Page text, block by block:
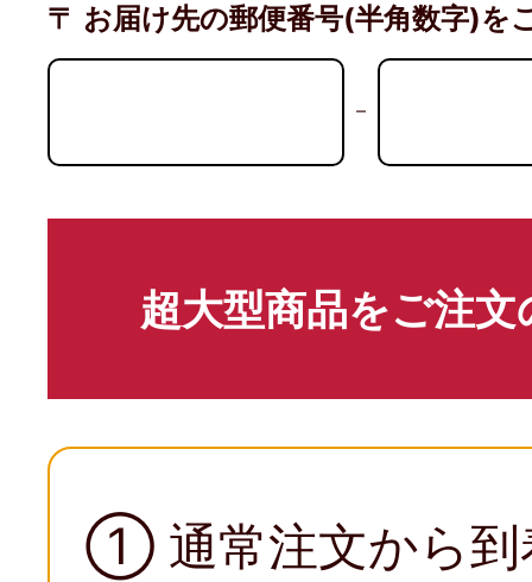
〒 お届け先の郵便番号(半角数字)を
－
超大型商品をご注
① 通常注文から